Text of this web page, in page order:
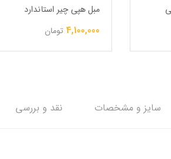
مبل هپی چیر استاندارد
4,100,000 تومان
سایز و مشخصات نقد و بررسی